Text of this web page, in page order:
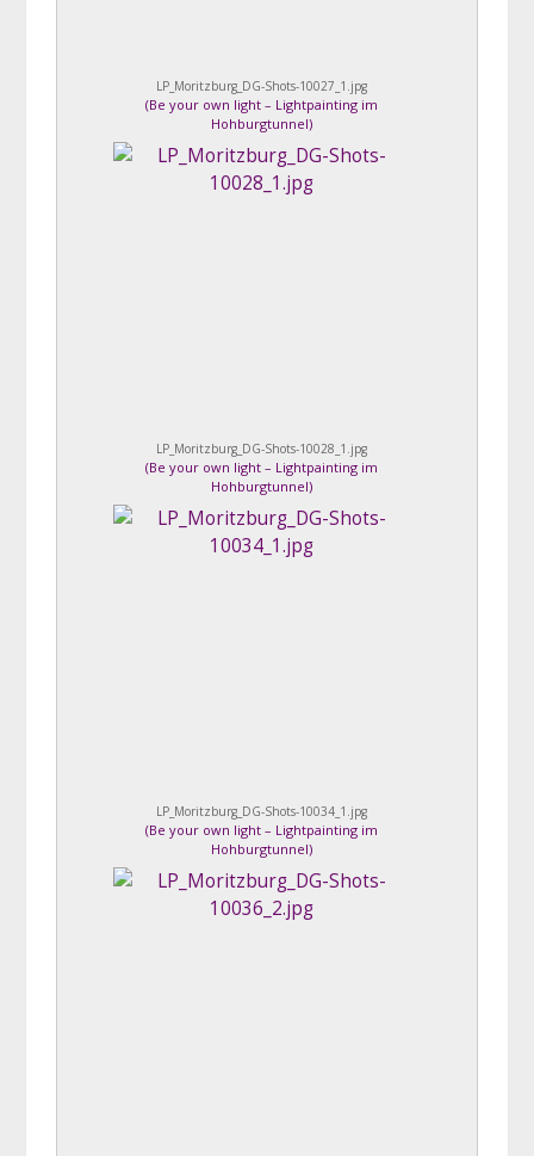
LP_Moritzburg_DG-Shots-10027_1.jpg
(Be your own light – Lightpainting im
Hohburgtunnel)
LP_Moritzburg_DG-Shots-10028_1.jpg
(Be your own light – Lightpainting im
Hohburgtunnel)
LP_Moritzburg_DG-Shots-10034_1.jpg
(Be your own light – Lightpainting im
Hohburgtunnel)